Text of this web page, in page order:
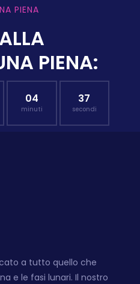
PIENA
PIENA:
04
minuti
36
secondi
a tutto quello che
e le fasi lunari. Il nostro